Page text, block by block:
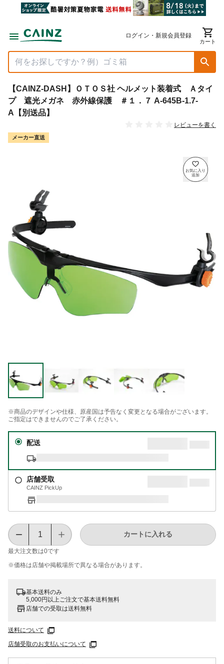
ログイン・新規会員登録
カート
【CAINZ-DASH】ＯＴＯＳ社 ヘルメット装着式 Ａタイ
プ 遮光メガネ 赤外線保護 ＃１．７ A-645B-1.7-
A【別送品】
レビューを書く
メーカー直送
※商品のデザインや仕様、原産国は予告なく変更となる場合がございます。
ご指定はできませんのでご了承ください。
配送
店舗受取
CAINZ PickUp
最大注文数は0です
カートに入れる
※価格は​店舗や​掲載場所で​異なる​場合が​あります。
基本送料のみ
5,000円以上ご注文で基本送料無料
店舗での受取は送料無料
送料について
店舗受取のお支払いについて